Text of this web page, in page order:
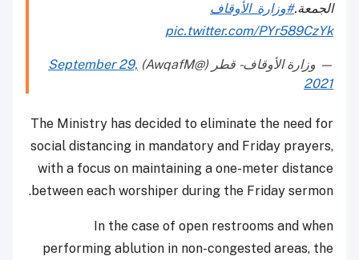
الجمعة.#وزارة_الأوقاف
pic.twitter.com/PYr589CzYk
— وزارة الأوقاف - قطر (@AwqafM)
September 29,
2021
The Ministry has decided to eliminate the need for
social distancing in mandatory and Friday prayers,
with a focus on maintaining a one-meter distance
between each worshiper during the Friday sermon.
In the case of open restrooms and when
performing ablution in non-congested areas, the